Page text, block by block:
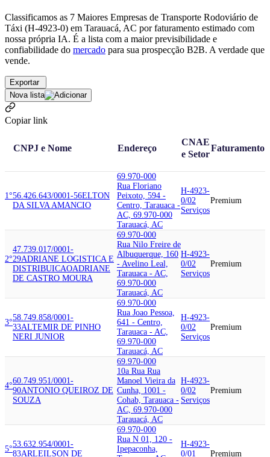
Classificamos as 7 Maiores Empresas de Transporte Rodoviário de
Táxi (H-4923-0) em Tarauacá, AC por faturamento estimado com
nossa própria IA. É a lista com a maior previsibilidade e
confiabilidade do mercado para sua prospecção B2B. A verdade que
vende.
Exportar
Nova lista
Copiar link
CNPJ e Nome Endereço
CNAE
e Setor
Faturamento
1°56.426.643/0001-56ELTON
DA SILVA AMANCIO
69.970-000
Rua Floriano
Peixoto, 594 -
Centro, Tarauaca -
AC, 69.970-000
Tarauacá, AC
H-4923-
0/02
Serviços
Premium
2°
47.739.017/0001-
29ADRIANE LOGISTICA E
DISTRIBUICAOADRIANE
DE CASTRO MOURA
69.970-000
Rua Nilo Freire de
Albuquerque, 160
- Avelino Leal,
Tarauaca - AC,
69.970-000
Tarauacá, AC
H-4923-
0/02
Serviços
Premium
3°
58.749.858/0001-
33ALTEMIR DE PINHO
NERI JUNIOR
69.970-000
Rua Joao Pessoa,
641 - Centro,
Tarauaca - AC,
69.970-000
Tarauacá, AC
H-4923-
0/02
Serviços
Premium
4°
60.749.951/0001-
90ANTONIO QUEIROZ DE
SOUZA
69.970-000
10a Rua Rua
Manoel Vieira da
Cunha, 1001 -
Cohab, Tarauaca -
AC, 69.970-000
Tarauacá, AC
H-4923-
0/02
Serviços
Premium
5°
53.632.954/0001-
83ARLEILSON DE
69.970-000
Rua N 01, 120 -
Ipepaconha,
H-4923-
0/01
Premium